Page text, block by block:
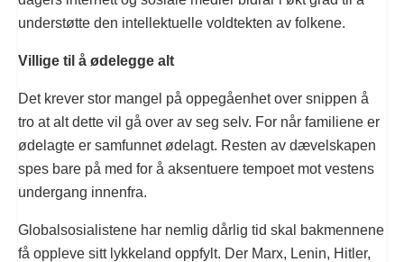
understøtte den intellektuelle voldtekten av folkene.
Villige til å ødelegge alt
Det krever stor mangel på oppegåenhet over snippen å
tro at alt dette vil gå over av seg selv. For når familiene er
ødelagte er samfunnet ødelagt. Resten av dævelskapen
spes bare på med for å aksentuere tempoet mot vestens
undergang innenfra.
Globalsosialistene har nemlig dårlig tid skal bakmennene
få oppleve sitt lykkeland oppfylt. Der Marx, Lenin, Hitler,